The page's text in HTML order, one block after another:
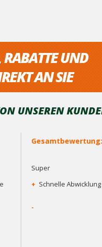
UND
AN SIE
UNSEREN
Gesamtbewertung:
Super
+ Schnelle Abwicklung
-